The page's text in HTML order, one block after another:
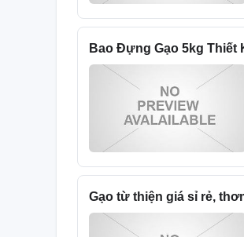
Bao Đựng Gạo 5kg Thiết
Gạo từ thiện giá sỉ rẻ,